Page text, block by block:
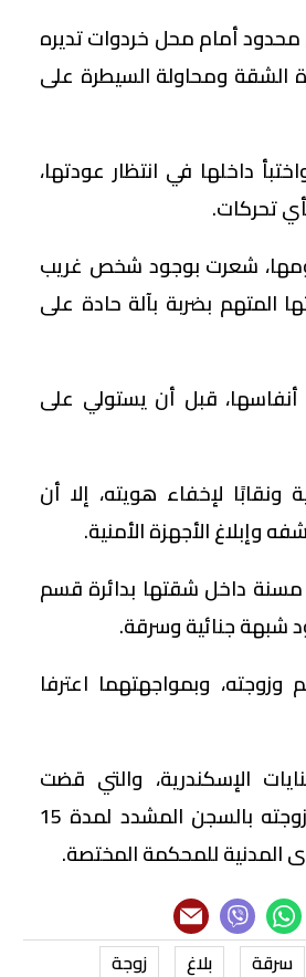
أمام محل خردوات تديره
الشقة ومحاولة السيطرة على
داخلها في انتظار عودتها،
تحركات.
شعرت بوجود شخص غريب
المتهم بضربة بآلة حادة على
أنفاسها، قبل أن يستولي على
ونقابًا لإخفاء هويته، إلا أن
وإبلاغ الأجهزة الأمنية.
مسنة داخل شقتها بدائرة قسم
شبهة جنائية وسرقة.
وبمواجهتهما اعترفا
الإسكندرية، والتي قضت
بمعاقبة المتهم الأول بالإعدام شنقًا، ومعاقبة زوجته بالسجن المشدد لمدة 15
المدنية للمحكمة المختصة.
سرقة بلاغ زوجة